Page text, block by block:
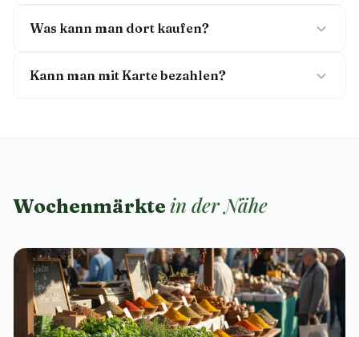
Was kann man dort kaufen?
Kann man mit Karte bezahlen?
Wochenmärkte in der Nähe